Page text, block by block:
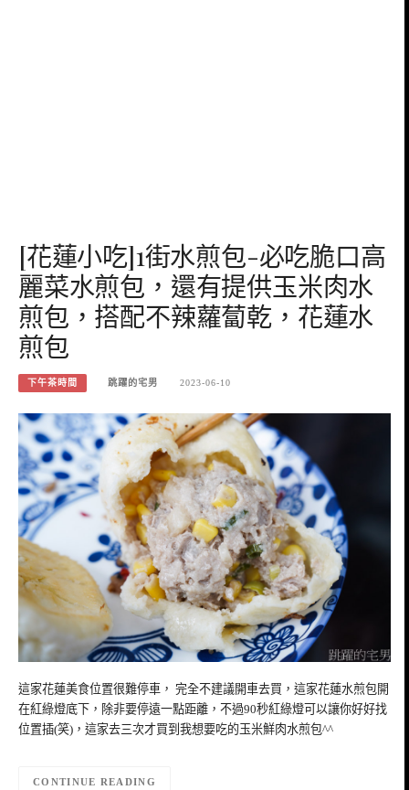
[花蓮小吃]1街水煎包-必吃脆口高
麗菜水煎包，還有提供玉米肉水
煎包，搭配不辣蘿蔔乾，花蓮水
煎包
下午茶時間 跳躍的宅男 2023-06-10
這家花蓮美食位置很難停車， 完全不建議開車去買，這家花蓮水煎包開
在紅綠燈底下，除非要停遠一點距離，不過90秒紅綠燈可以讓你好好找
位置插(笑)，這家去三次才買到我想要吃的玉米鮮肉水煎包^^
CONTINUE READING